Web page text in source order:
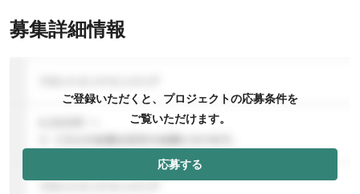
募集詳細情報
ご登録いただくと、プロジェクトの応募条件を
ご覧いただけます。
応募する